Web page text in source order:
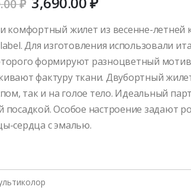
₽
комфортный жилет из весенне-летней
label. Для изготовления использовали
формируют разноцветный
фактуру ткани. Двубортный
так и на голое тело. Идеальный
посадкой. Особое настроение задают
сердца с эмалью.